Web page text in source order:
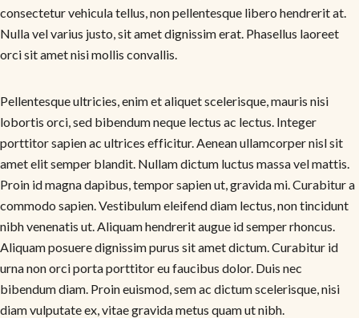
consectetur vehicula tellus, non pellentesque libero hendrerit at.
Nulla vel varius justo, sit amet dignissim erat. Phasellus laoreet
orci sit amet nisi mollis convallis.
Pellentesque ultricies, enim et aliquet scelerisque, mauris nisi
lobortis orci, sed bibendum neque lectus ac lectus. Integer
porttitor sapien ac ultrices efficitur. Aenean ullamcorper nisl sit
amet elit semper blandit. Nullam dictum luctus massa vel mattis.
Proin id magna dapibus, tempor sapien ut, gravida mi. Curabitur a
commodo sapien. Vestibulum eleifend diam lectus, non tincidunt
nibh venenatis ut. Aliquam hendrerit augue id semper rhoncus.
Aliquam posuere dignissim purus sit amet dictum. Curabitur id
urna non orci porta porttitor eu faucibus dolor. Duis nec
bibendum diam. Proin euismod, sem ac dictum scelerisque, nisi
diam vulputate ex, vitae gravida metus quam ut nibh.